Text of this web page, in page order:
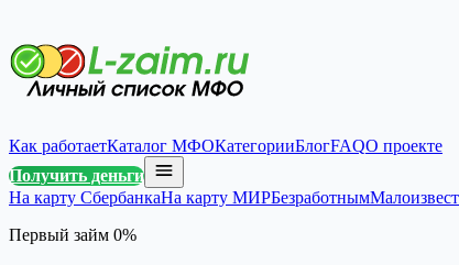
Как работаетКаталог МФОКатегорииБлогFAQО проекте
Получить деньги
На карту СбербанкаНа карту МИРБезработным
Первый займ 0%